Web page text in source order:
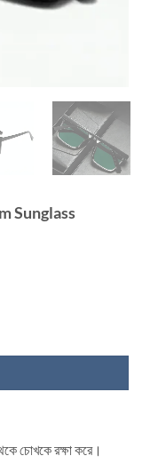
Sunglass
Double Poly
চোখকে রক্ষা করে।